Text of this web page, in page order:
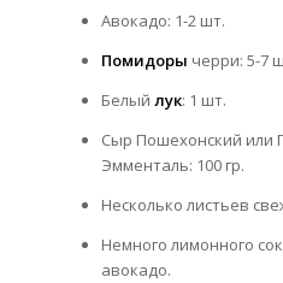
Авокадо: 1-2 шт.
Помидоры черри: 5-7
Белый лук: 1 шт.
Сыр Пошехонский или
Эмменталь: 100 гр.
Несколько листьев
Немного лимонного
авокадо.